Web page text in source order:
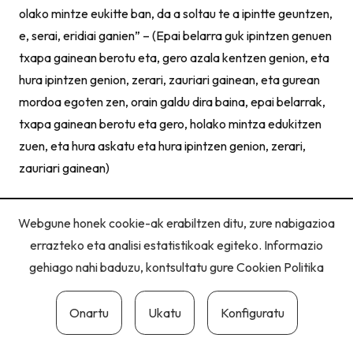
olako mintze eukitte ban, da a soltau te a ipintte geuntzen,
e, serai, eridiai ganien” – (Epai belarra guk ipintzen genuen
txapa gainean berotu eta, gero azala kentzen genion, eta
hura ipintzen genion, zerari, zauriari gainean, eta gurean
mordoa egoten zen, orain galdu dira baina, epai belarrak,
txapa gainean berotu eta gero, holako mintza edukitzen
zuen, eta hura askatu eta hura ipintzen genion, zerari,
zauriari gainean)
Pribatutasun politika Cookie politika Lege oharra
Webgune honek cookie-ak erabiltzen ditu, zure nabigazioa
errazteko eta analisi estatistikoak egiteko. Informazio
gehiago nahi baduzu, kontsultatu gureCookien Politika
Onartu Ukatu Konfiguratu